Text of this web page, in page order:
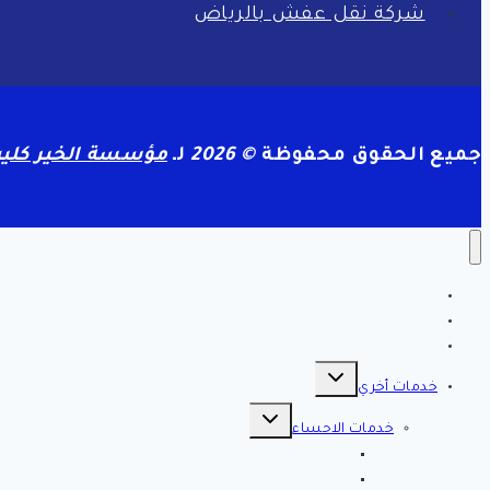
شركة نقل عفش بالرياض
جميع الحقوق محفوظة© 2026 لـمؤسسة الخير
خدمات أخري
تبديل
خدمات الاحساء
تبديل